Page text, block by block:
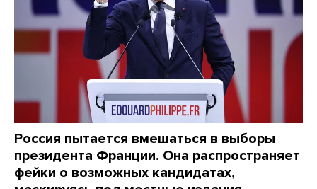
Россия пытается вмешаться в выборы
президента Франции. Она распространяет
фейки о возможных кандидатах,